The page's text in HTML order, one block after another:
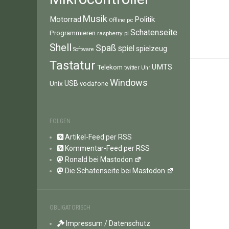
Motorrad Musik Offline pc Politik
Programmieren raspberry pi Schatenseite
Shell Software Spaß spiel spielzeug
Tastatur Telekom twitter Uhr UMTS
Unix USB vodafone Windows
FOLGEN
Artikel-Feed per RSS
Kommentar-Feed per RSS
Ronald bei Mastodon
Die Schatenseite bei Mastodon
OBLIGATORISCH
Impressum / Datenschutz